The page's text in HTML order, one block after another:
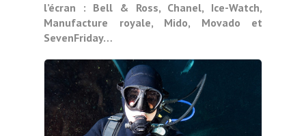
l’écran : Bell & Ross, Chanel, Ice-Watch,
Manufacture royale, Mido, Movado et
SevenFriday…